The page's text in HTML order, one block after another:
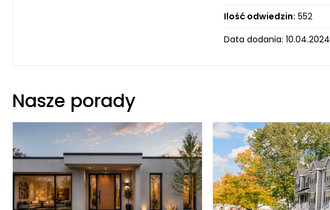
Ilość odwiedzin: 552
Data dodania: 10.04.2024
Nasze porady